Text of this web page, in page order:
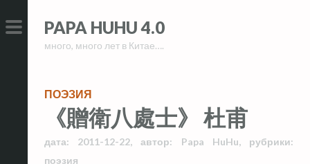
to
PRIMARY
to
PAPA HUHU 4.0
много, много лет в Китае….
ПОЭЗИЯ
《贈衛八處士》 杜甫
дата: 2011-12-22, автор: Papa HuHu,рубрики:
поэзия